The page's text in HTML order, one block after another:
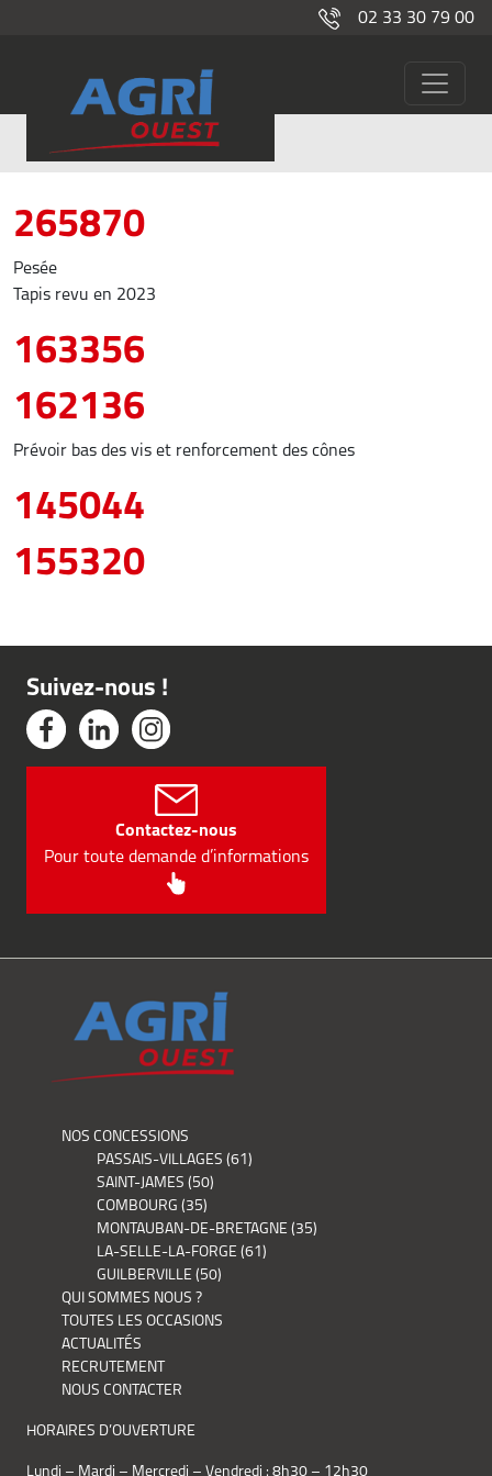
02 33 30 79 00
Distribution fourrages/Paillage
265870
Pesée
Tapis revu en 2023
163356
162136
Prévoir bas des vis et renforcement des cônes
145044
155320
Suivez-nous !
Contactez-nous
Pour toute demande d’informations
NOS CONCESSIONS
PASSAIS-VILLAGES (61)
SAINT-JAMES (50)
COMBOURG (35)
MONTAUBAN-DE-BRETAGNE (35)
LA-SELLE-LA-FORGE (61)
GUILBERVILLE (50)
QUI SOMMES NOUS ?
TOUTES LES OCCASIONS
ACTUALITÉS
RECRUTEMENT
NOUS CONTACTER
HORAIRES D’OUVERTURE
Lundi – Mardi – Mercredi – Vendredi : 8h30 – 12h30